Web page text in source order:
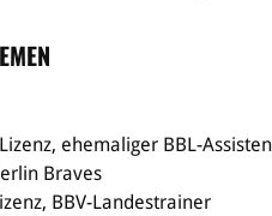
ehemaliger BBL-
Braves
BBV-Landestrainer